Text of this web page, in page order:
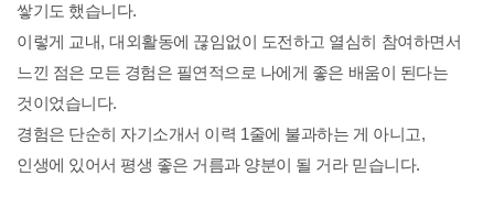
쌓기도 했습니다.
이렇게 교내,대외활동에 끊임없이 도전하고 열심히 참여하면서
느낀 점은 모든 경험은 필연적으로 나에게 좋은 배움이 된다는
것이었습니다.
경험은 단순히 자기소개서 이력 1 줄에 불과하는 게 아니고,
인생에 있어서 평생 좋은 거름과 양분이 될 거라 믿습니다.